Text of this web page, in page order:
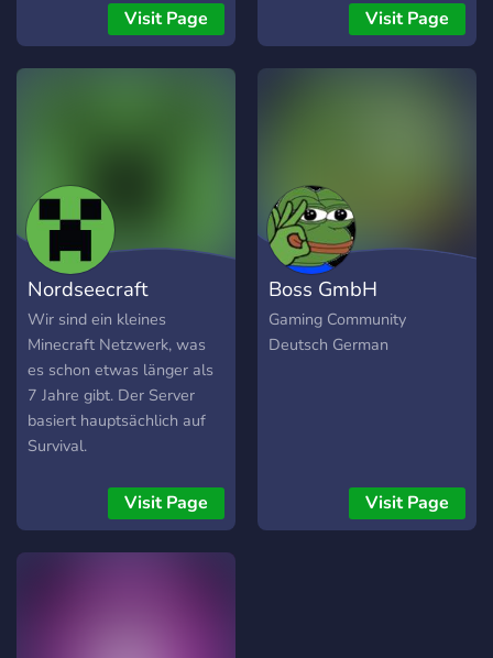
noch aus der Corona-Zeit,
als wir gemeinsam DSDS-
Events, witzige
neuer Energie und dem
Wunsch, den alten Vibe
zurückzuholen. 🎮 Unsere
Themen & Games: –
Minecraft, Roblox &
Pokémon – Shooter &
Casual Games – Minigames
& Bot-Funktionen – Memes,
Spaß & spontane Aktionen
💬 Was dich erwartet: –
Aktiver Talk & entspannte
Altersgruppe (wenn
gewünscht sogar mit 18+
Visit Page
Neulingen gerne mit Tipps,
Einstellungen usw. Also
falls du interessiert bist
https://discord.gg/FRMK8HY
Visit Page
Nordseecraft
Wir sind ein kleines
Minecraft Netzwerk, was
es schon etwas länger als
7 Jahre gibt. Der Server
basiert hauptsächlich auf
Survival.
Visit Page
Boss GmbH
Gaming Community
Deutsch German
Visit Page